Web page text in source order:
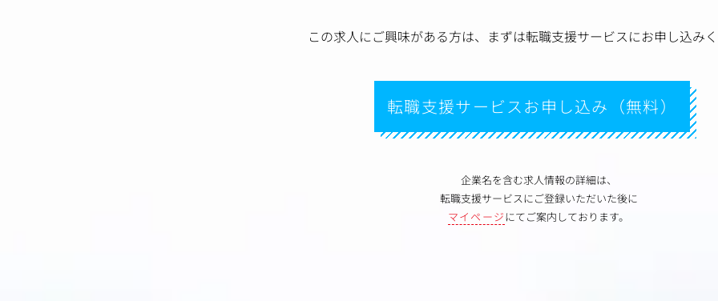
この求人にご興味がある方は、 まずは転職支援サービスにお申し込み
転職支援サービスお申し込み（無料）
企業名を含む求人情報の詳細は、
転職支援サービスにご登録いただいた後に
マイページにてご案内しております。